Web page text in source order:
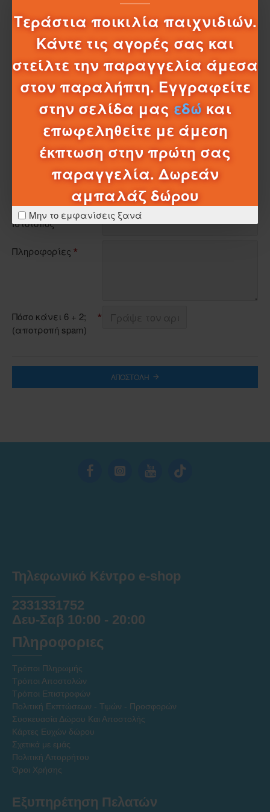
Τεράστια ποικιλία παιχνιδιών.
Κάντε τις αγορές σας και
στείλτε την παραγγελία άμεσα
στον παραλήπτη. Εγγραφείτε
στην σελίδα μας εδώ και
επωφεληθείτε με άμεση
έκπτωση στην πρώτη σας
παραγγελία. Δωρεάν
αμπαλάζ δώρου
Μην το εμφανίσεις ξανά
Έκτοτε ήταν θέμα χρόνια ο εορτασμός να περάσει τα
αμερικανικά σύνορα και να διεθνοποιηθεί.
Πηγή: SanSimera.gr
ΑΦΉΣΤΕ ΈΝΑ ΣΧΌΛΙΟ
Ιστότοπος
Πληροφορίες
Πόσο κάνει 6 + 2;
(αποτροπή spam)
ΑΠΟΣΤΟΛΉ
Τηλεφωνικό Κέντρο e-shop
2331331752
Δευ-Σαβ 10:00 - 20:00
Πληροφοριες
Τρόποι Πληρωμής
Τρόποι Αποστολών
Τρόποι Επιστροφών
Πολιτική Εκπτώσεων - Τιμών - Προσφορών
Συσκευασία Δώρου Και Αποστολής
Κάρτες Ευχών δώρου
Σχετικά με εμάς
Πολιτική Απορρήτου
Όροι Χρήσης
Εξυπηρέτηση Πελατών